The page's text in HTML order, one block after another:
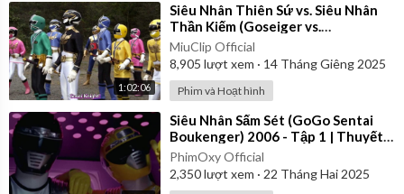
1:02:06
⁣Siêu Nhân Thiên Sứ vs. Siêu Nhân
Thần Kiếm (Goseiger vs.
Shinkenger) | Vietsub
MiuClip Official
8,905 lượt xem · 14 Tháng Giêng 2025
Phim và Hoạt hình
⁣Siêu Nhân Sấm Sét (GoGo Sentai
Boukenger) 2006 - Tập 1 | Thuyết
Minh
PhimOxy Official
2,350lượt xem · 22 Tháng Hai 2025